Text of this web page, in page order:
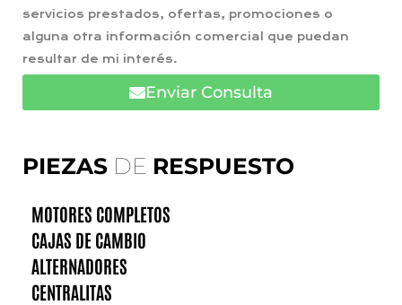
PIEZAS DE RESPUESTO
MOTORES COMPLETOS
CAJAS DE CAMBIO
ALTERNADORES
CENTRALITAS
servicios prestados, ofertas, promociones o
alguna otra información comercial que puedan
resultar de mi interés.
Enviar Consulta